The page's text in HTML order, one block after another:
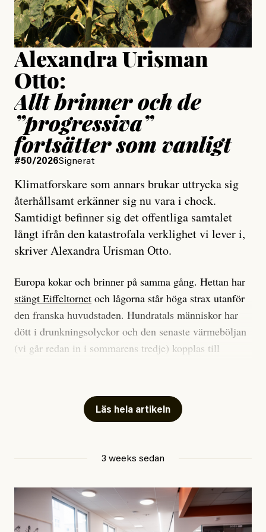
Uppdaterad15 July, 2026
Alexandra Urisman
Otto:
Allt brinner och de
”progressiva”
fortsätter som vanligt
#50/2026Signerat
Klimatforskare som annars brukar uttrycka sig
återhållsamt erkänner sig nu vara i chock.
Samtidigt befinner sig det offentliga samtalet
långt ifrån den katastrofala verklighet vi lever i,
skriver Alexandra Urisman Otto.
Europa kokar och brinner på samma gång. Hettan har
stängt Eiffeltornet och lågorna står höga strax utanför
den franska huvudstaden. Hundratals människor har
dött i drunkningsolyckor och den senaste värmeböljan
(vi går redan in i sommarens tredje) kopplas till
Har du också panik i hettan? Känns det som en
mardröm? Bra, allt annat vore fullständigt orimligt.
att han brukar vara ganska återhållsam när han
september 2023, när de globala temperaturerna för
månaden visade sig vara hela 0,5 °C varmare än någon
tidigare septembermånad – har han blivit chockad.
Läs hela artikeln
3 weeks sedan